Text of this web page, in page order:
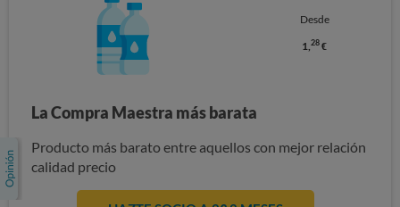
Desde
1,28 €
La Compra Maestra más barata
Producto más barato entre aquellos con mejor relación
calidad precio